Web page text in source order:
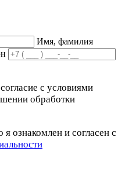
Имя, фамилия
с условиями
обработки
ознакомлен и согласен с